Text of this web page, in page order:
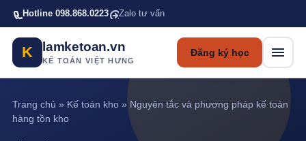
Bỏ qua tới nội dung chính
Hotline 098.868.0223 Zalo tư vấn
K lamketoan.vn
KẾ TOÁN VIỆT HƯNG
Đăng ký học
Trang chủ » Kế toán kho» Nguyên tắc và phương pháp kế toán
hàng tồn kho